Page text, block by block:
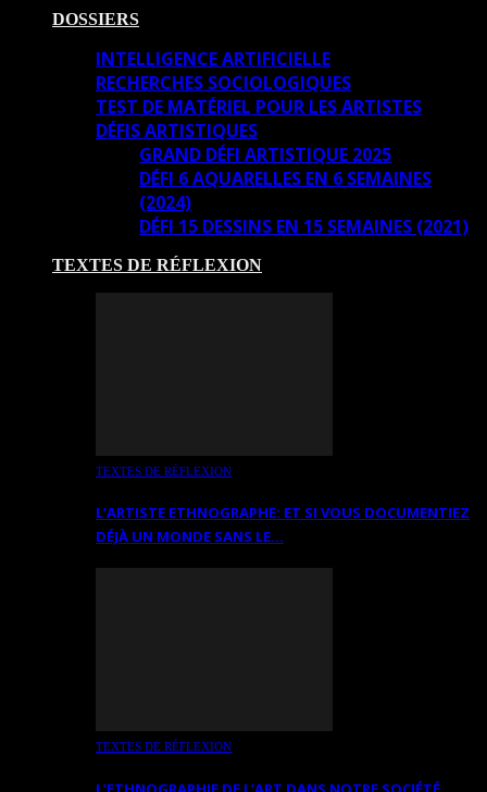
DOSSIERS
INTELLIGENCE ARTIFICIELLE
RECHERCHES SOCIOLOGIQUES
TEST DE MATÉRIEL POUR LES ARTISTES
DÉFIS ARTISTIQUES
GRAND DÉFI ARTISTIQUE 2025
DÉFI 6 AQUARELLES EN 6 SEMAINES
(2024)
DÉFI 15 DESSINS EN 15 SEMAINES (2021)
TEXTES DE RÉFLEXION
TEXTES DE RÉFLEXION
L’ARTISTE ETHNOGRAPHE: ET SI VOUS DOCUMENTIEZ
DÉJÀ UN MONDE SANS LE…
TEXTES DE RÉFLEXION